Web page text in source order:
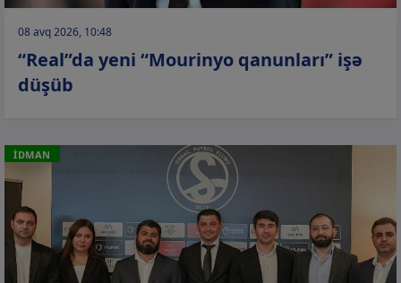
08 avq 2026, 10:48
“Real”da yeni “Mourinyo qanunları” işə
düşüb
İDMAN